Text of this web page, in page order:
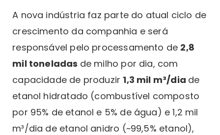
A nova indústria faz parte do atual ciclo de
crescimento da companhia e será
responsável pelo processamento de 2,8
mil toneladas de milho por dia, com
capacidade de produzir 1,3 mil m³/dia de
etanol hidratado (combustível composto
por 95% de etanol e 5% de água) e 1,2 mil
m³/dia de etanol anidro (~99,5% etanol),